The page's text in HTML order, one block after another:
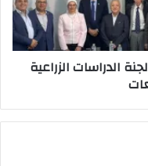
الدراسات الزراعية